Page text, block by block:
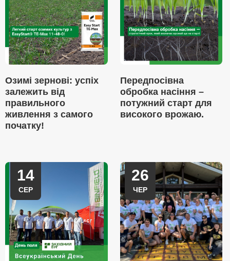
Озимі зернові: успіх
залежить від
правильного
живлення з самого
початку!
Передпосівна
обробка насіння –
потужний старт для
високого врожаю.
14
СЕР
26
ЧЕР